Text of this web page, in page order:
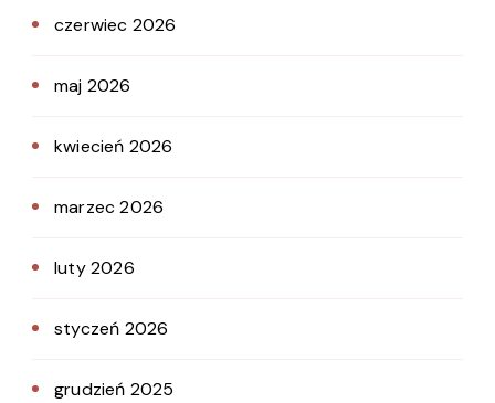
czerwiec 2026
maj 2026
kwiecień 2026
marzec 2026
luty 2026
styczeń 2026
grudzień 2025